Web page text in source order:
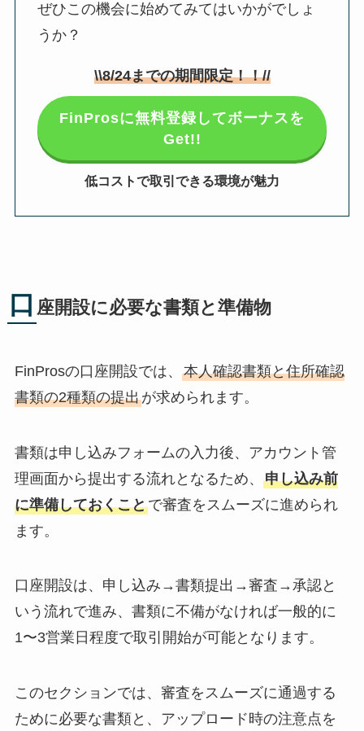
ぜひこの機会に始めてみてはいかがでしょ
うか？
\\8/24までの期間限定！！//
FinProsに無料登録してボーナスを
Get!!
低コストで取引できる環境が魅力
口 座開設に必要な書類と準備物
FinProsの口座開設では、 本人確認書類と住所確認
書類の2種類の提出が求められます。
書類は申し込みフォームの入力後、アカウント管
理画面から提出する流れとなるため、 申し込み前
に準備しておくことで審査をスムーズに進められ
ます。
口座開設は、申し込み→書類提出→審査→承認と
いう流れで進み、書類に不備がなければ一般的に
1〜3営業日程度で取引開始が可能となります。
このセクションでは、審査をスムーズに通過する
ために必要な書類と、アップロード時の注意点を